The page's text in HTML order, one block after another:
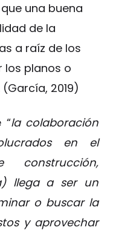
una buena
de la
a raíz de los
los planos o
2019)
“la colaboración
en el
llega a ser un
o buscar la
y aprovechar